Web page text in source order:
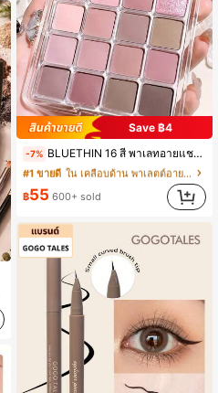
Save ฿4
-7% BLUETHIN 16 สี พาเลทอายแชโดว์ Sunset Magic, อายแชโดว์แต่งหน้าโทนสีเอิร์ธโทนแบบมีประกายมุกและเนื้อแมตต์
#1 ขายดี
(1000+)
#1 ขายดี
ใน เคลือบด้าน พาเลตต์อายแชโดว์
(1000+)
#1 ขายดี
ใน เคลือบด้าน พาเลตต์อายแชโดว์
(1000+)
#1 ขายดี
ใน เคลือบด้าน พาเลตต์อายแชโดว์
฿55 600+ sold